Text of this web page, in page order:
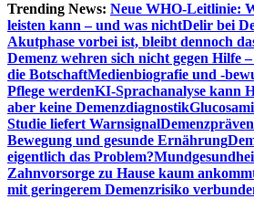
Trending News: Neue WHO-Leitlinie:
leisten kann – und was nichtDelir bei
Akutphase vorbei ist, bleibt dennoch
Demenz wehren sich nicht gegen Hilfe
die BotschaftMedienbiografie und -
Pflege werdenKI-Sprachanalyse kann
aber keine Demenzdiagnostik
Studie liefert Warnsignal
Bewegung und gesunde Ernährung
eigentlich das Problem?
Zahnvorsorge zu Hause kaum
mit geringerem Demenzrisiko